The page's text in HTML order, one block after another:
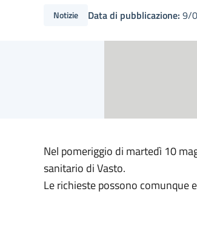
Notizie Data di pubblicazione: 9/
Nel pomeriggio di martedì 10
sanitario di Vasto.
Le richieste possono comunque